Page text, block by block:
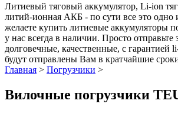
Литиевый тяговый аккумулятор, Li-ion
литий-ионная АКБ - по сути все это одно
желаете купить литиевые аккумуляторы
у нас всегда в наличии. Просто отправьте
долговечные, качественные, с гарантией
будут отправлены Вам в кратчайшие
Главная > Погрузчики >
Вилочные погрузчики